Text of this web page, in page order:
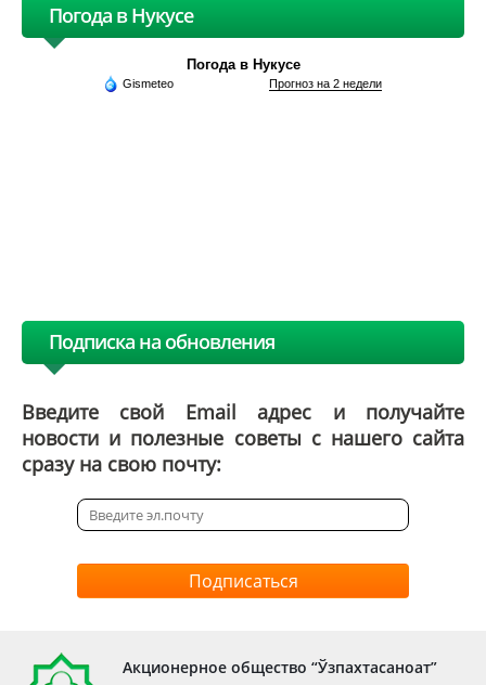
Погода в Нукусе
Погода в Нукусе
Gismeteo Прогноз на 2 недели
Подписка на обновления
Введите свой Email адрес и получайте
новости и полезные советы с нашего сайта
сразу на свою почту:
Подписаться
Акционерное общество “Ўзпахтасаноат”